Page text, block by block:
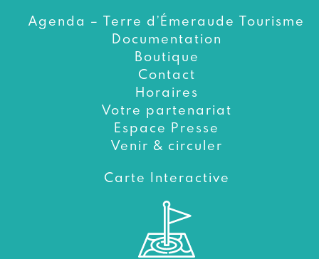
Agenda – Terre d’Émeraude Tourisme
Documentation
Boutique
Contact
Horaires
Votre partenariat
Espace Presse
Venir & circuler
Carte Interactive